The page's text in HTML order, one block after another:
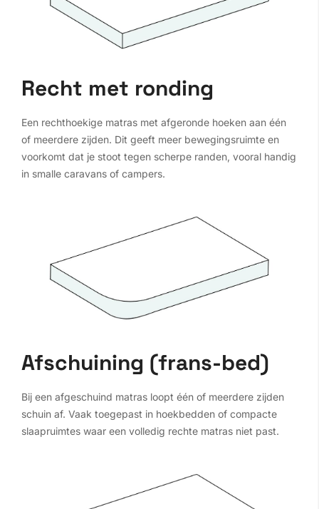
Recht met ronding
Een rechthoekige matras met afgeronde hoeken aan één
of meerdere zijden. Dit geeft meer bewegingsruimte en
voorkomt dat je stoot tegen scherpe randen, vooral handig
in smalle caravans of campers.
Afschuining (frans-bed)
Bij een afgeschuind matras loopt één of meerdere zijden
schuin af. Vaak toegepast in hoekbedden of compacte
slaapruimtes waar een volledig rechte matras niet past.